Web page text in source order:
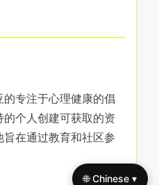
专注于心理健康的倡
个人创建可获取的资
在通过教育和社区参
🌐 Chinese ▾